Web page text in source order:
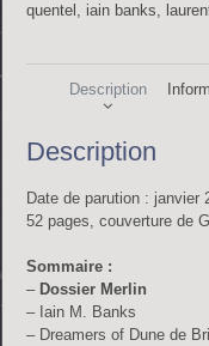
quentel , iain banks,
Description
Description
Date de parution : janvier
52 pages, couverture de
Sommaire :
– Dossier Merlin
– Iain M. Banks
– Dreamers of Dune de